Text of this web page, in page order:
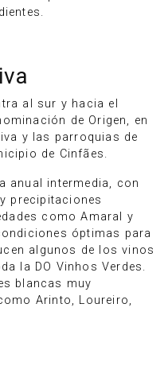
al sur y hacia el
de Origen, en
y las parroquias de
de Cinfães.
anual intermedia, con
precipitaciones
como Amaral y
óptimas para
algunos de los vinos
la DO Vinhos Verdes.
blancas muy
Arinto, Loureiro,